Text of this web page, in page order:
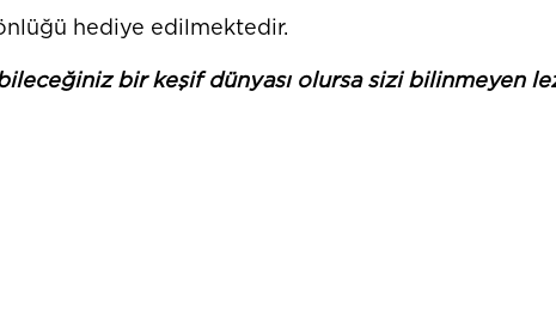
hediye edilmektedir.
bir keşif dünyası olursa sizi bilinmeyen